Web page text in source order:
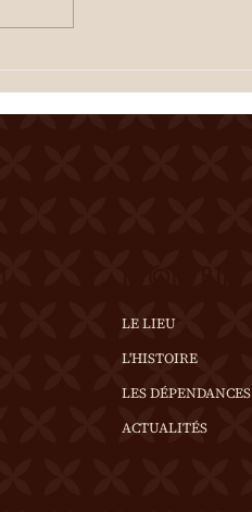
LE LIEU
L'HISTOIRE
LES DÉPENDANCES
ACTUALITÉS
dégustation des crus du terroir